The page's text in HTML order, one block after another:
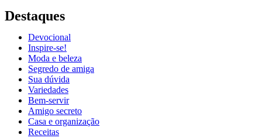
Destaques
Devocional
Inspire-se!
Moda e beleza
Segredo de amiga
Sua dúvida
Variedades
Bem-servir
Amigo secreto
Casa e organização
Receitas